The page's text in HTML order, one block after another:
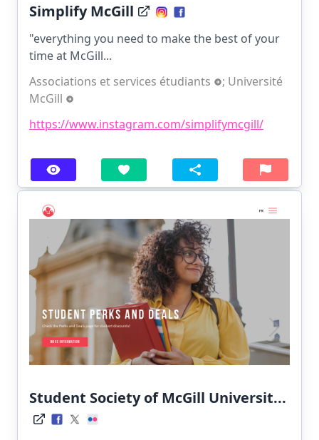
Simplify McGill
"everything you need to make the best of your
time at McGill...
Associations et services étudiants
; Université
McGill
https://www.instagram.com/simplifymcgill/
Student Society of McGill Universit...